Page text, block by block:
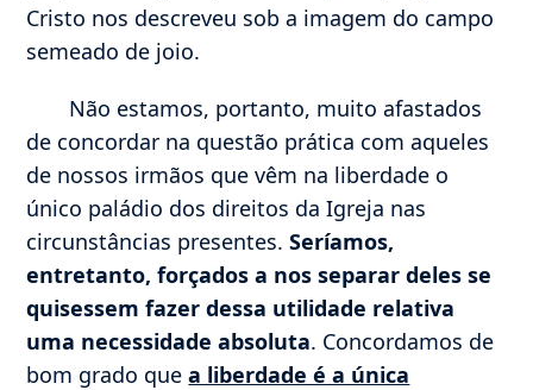
Cristo nos descreveu sob a imagem do campo
semeado de joio.
Não estamos, portanto, muito afastados
de concordar na questão prática com aqueles
de nossos irmãos que vêm na liberdade o
único paládio dos direitos da Igreja nas
circunstâncias presentes.Seríamos,
entretanto, forçados a nos separar deles se
quisessem fazer dessa utilidade relativa
uma necessidade absoluta. Concordamos de
bom grado quea liberdade é a única